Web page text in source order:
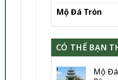
Mộ Đá Tròn
CÓ THỂ BẠN
Mộ